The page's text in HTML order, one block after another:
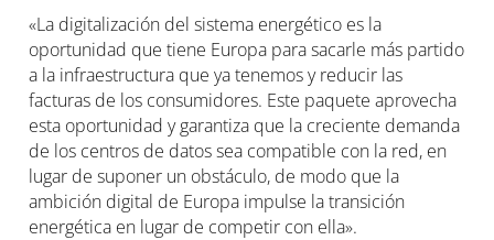
«La digitalización del sistema energético es la
oportunidad que tiene Europa para sacarle más partido
a la infraestructura que ya tenemos y reducir las
facturas de los consumidores. Este paquete aprovecha
esta oportunidad y garantiza que la creciente demanda
de los centros de datos sea compatible con la red, en
lugar de suponer un obstáculo, de modo que la
ambición digital de Europa impulse la transición
energética en lugar de competir con ella».